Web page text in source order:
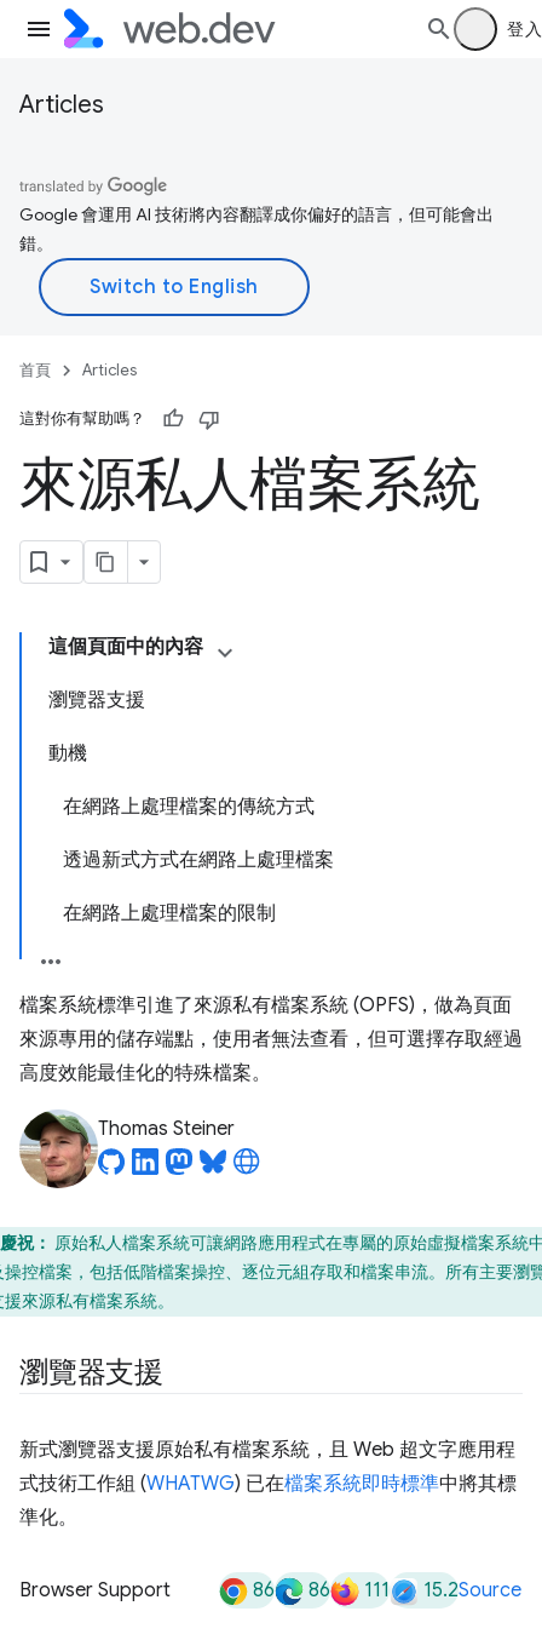
登入
Articles
Google 會運用 AI 技術將內容翻譯成你偏好的語言，但可能會出
錯。
首頁 Articles
這對你有幫助嗎？
來源私人檔案系統
這個頁面中的內容
瀏覽器支援
動機
在網路上處理檔案的傳統方式
透過新式方式在網路上處理檔案
在網路上處理檔案的限制
檔案系統標準引進了來源私有檔案系統 (OPFS)，做為頁面
來源專用的儲存端點，使用者無法查看，但可選擇存取經過
高度效能最佳化的特殊檔案。
Thomas Steiner
慶祝： 原始私人檔案系統可讓網路應用程式在專屬的原始虛擬檔案系統
操控檔案，包括低階檔案操控、逐位元組存取和檔案串流。所有主要瀏
來源私有檔案系統。
瀏覽器支援
新式瀏覽器支援原始私有檔案系統，且 Web 超文字應用程
式技術工作組 (WHATWG) 已在檔案系統即時標準中將其標
準化。
Browser Support 86 86 111 15.2Source